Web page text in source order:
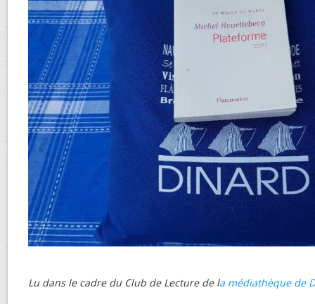
Lu dans le cadre du Club de Lecture de la médiathèque de